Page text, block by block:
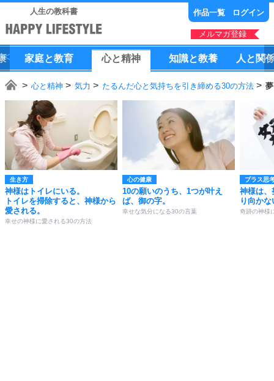
人生の教科書 作品一覧 ログイン
メルマガ登録
家庭と教育 心と精神 知識と教養 人 と 関
心と精神 気力 たるんだ心と気持ちを引き締める30の方法
生き方
神様はトイレにいる。
トイレを掃除すると、神様から
愛される。
幸せの神様に愛される30の方法
心の健康
10の願いのうち、1つが叶え
ば、御の字。
幸せな気分になる30の言葉
プラス思
神様は、
り向かな
奇跡の神様